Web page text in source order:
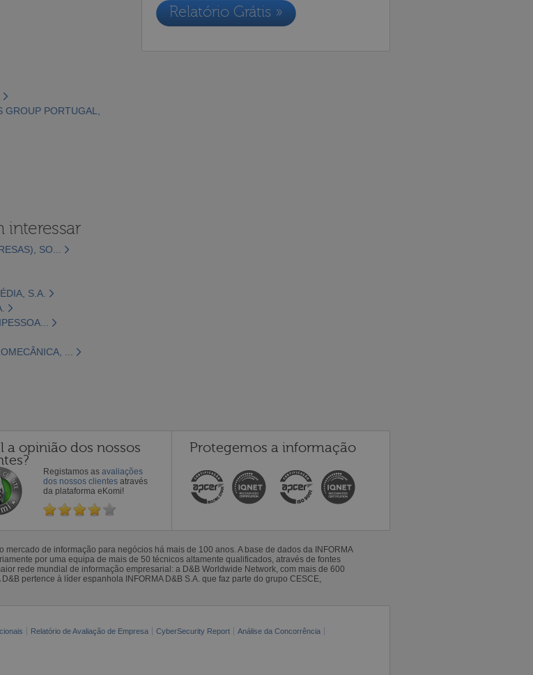
PORTUGAL,
Relatório Grátis »
interessar
SO...
S.A.
...
a opinião dos nossos
Registamos as avaliações
dos nossos clientes através
da plataforma eKomi!
Protegemos a informação
de informação para negócios há mais de 100 anos. A base de dados da INFORMA
por uma equipa de mais de 50 técnicos altamente qualificados, através de fontes
rede mundial de informação empresarial: a D&B Worldwide Network, com mais de 600
pertence à líder espanhola INFORMA D&B S.A. que faz parte do grupo CESCE,
Relatório de Avaliação de Empresa CyberSecurity Report
Análise da Concorrência